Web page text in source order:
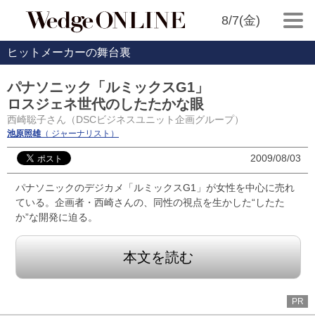
8/7(金)
ヒットメーカーの舞台裏
パナソニック「ルミックスG1」
ロスジェネ世代のしたたかな眼
西崎聡子さん（DSCビジネスユニット企画グループ）
池原照雄（ ジャーナリスト）
2009/08/03
パナソニックのデジカメ「ルミックスG1」が女性を中心に売れ
ている。企画者・西崎さんの、同性の視点を生かした“したた
か”な開発に迫る。
本文を読む
PR